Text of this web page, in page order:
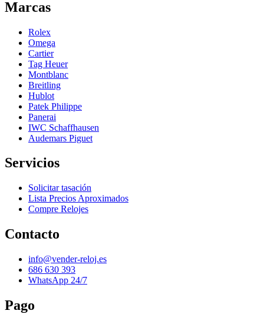
Marcas
Rolex
Omega
Cartier
Tag Heuer
Montblanc
Breitling
Hublot
Patek Philippe
Panerai
IWC Schaffhausen
Audemars Piguet
Servicios
Solicitar tasación
Lista Precios Aproximados
Compre Relojes
Contacto
info@vender-reloj.es
686 630 393
WhatsApp 24/7
Pago